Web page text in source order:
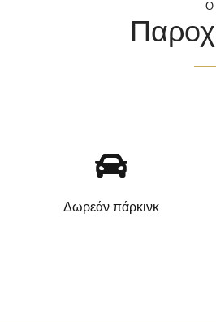
Δωρεάν πάρκινκ